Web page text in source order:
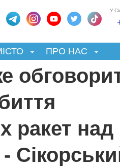
У
ПРО НАС
ракет над